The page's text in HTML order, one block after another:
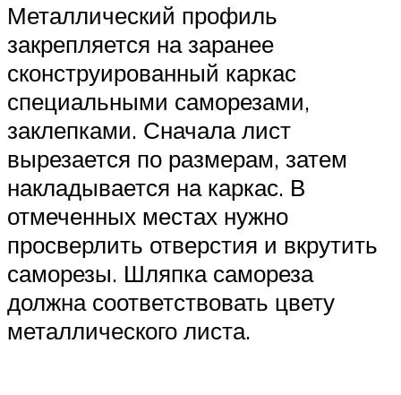
Металлический профиль
закрепляется на заранее
сконструированный каркас
специальными саморезами,
заклепками. Сначала лист
вырезается по размерам, затем
накладывается на каркас. В
отмеченных местах нужно
просверлить отверстия и вкрутить
саморезы. Шляпка самореза
должна соответствовать цвету
металлического листа.